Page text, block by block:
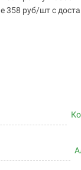
358 руб/шт с